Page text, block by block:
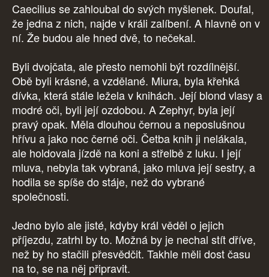
Caecilius se zahloubal do svých myšlenek. Doufal,
že jedna z nich, najde v králi zalíbení. A hlavně on v
ní. Že budou ale hned dvě, to nečekal.
Byli dvojčata, ale přesto nemohli být rozdílnější.
Obě byli krásné, a vzdělané. Miura, byla křehká
dívka, která stále ležela v knihách. Její blond vlasy a
modré oči, byli její ozdobou. A Zephyr, byla její
pravý opak. Měla dlouhou černou a neposlušnou
hřívu a jako noc černé oči. Četba knih ji nelákala,
ale holdovala jízdě na koni a střelbě z luku. I její
mluva, nebyla tak vybraná, jako mluva její sestry, a
hodila se spíše do stáje, než do vybrané
společnosti.
Jedno bylo ale jisté, kdyby král věděl o jejich
příjezdu, zatrhl by to. Možná by je nechal stít dříve,
než by ho stačili přesvědčit. Takhle měli dost času
na to, se na něj připravit.